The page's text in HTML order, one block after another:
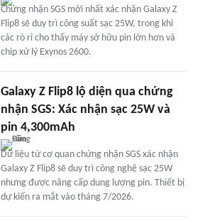
Chứng nhận SGS mới nhất xác nhận Galaxy Z
Flip8 sẽ duy trì công suất sạc 25W, trong khi
các rò rỉ cho thấy máy sở hữu pin lớn hơn và
chip xử lý Exynos 2600.
Galaxy Z Flip8 lộ diện qua chứng
nhận SGS: Xác nhận sạc 25W và
pin 4,300mAh
Dữ liệu từ cơ quan chứng nhận SGS xác nhận
Galaxy Z Flip8 sẽ duy trì công nghệ sạc 25W
nhưng được nâng cấp dung lượng pin. Thiết bị
dự kiến ra mắt vào tháng 7/2026.